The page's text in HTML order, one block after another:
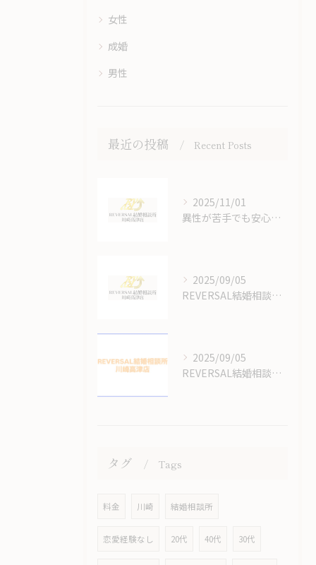
女性
成婚
男性
最近の投稿 Recent Posts
2025/11/01
異性が苦手でも安心できる結婚相談所のオンラインサポート体制
2025/09/05
REVERSAL結婚相談所川崎高津店の結婚相談所の料金はいくらかかるの？
2025/09/05
REVERSAL結婚相談所のサイトをリニューアルしてます！
タグ Tags
料金 川崎 結婚相談所
恋愛経験なし 20代 40代 30代